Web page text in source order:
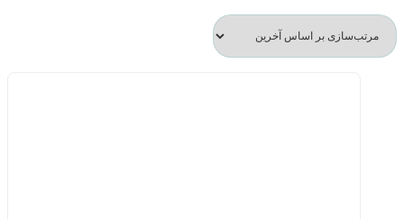
latest